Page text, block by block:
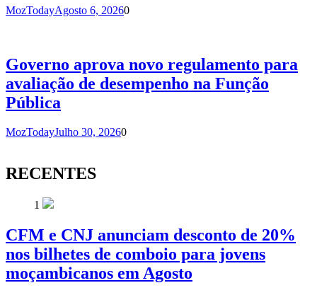
MozTodayAgosto 6, 20260
Governo aprova novo regulamento para
avaliação de desempenho na Função
Pública
MozTodayJulho 30, 20260
RECENTES
1
CFM e CNJ anunciam desconto de 20%
nos bilhetes de comboio para jovens
moçambicanos em Agosto